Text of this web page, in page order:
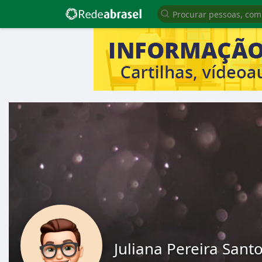
Juliana Pereira